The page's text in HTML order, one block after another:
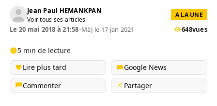
Jean Paul HEMANKPAN
Voir tous ses articles
A LA UNE
Le 20 mai 2018 à 21:58•MàJ le 17 jan 2021 648vues
5 min de lecture
Lire plus tard
Google News
Commenter
Partager